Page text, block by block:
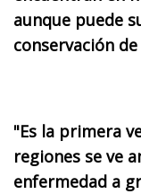
aunque puede
conservación
"Es la primera
regiones se ve
enfermedad a